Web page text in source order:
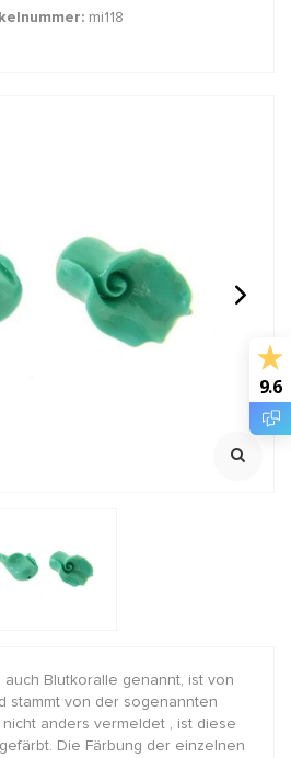
rond van: 2 t/m 12mm
Incl. btw
mi118
Blutkoralle genannt, ist von
stammt von der sogenannten
nicht anders vermeldet , ist diese
Die Färbung der einzelnen
9.6